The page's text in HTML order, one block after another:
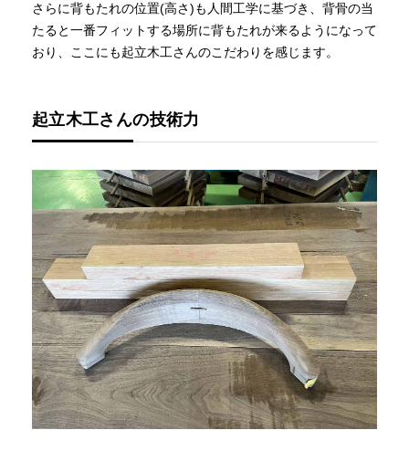
さらに背もたれの位置(高さ)も人間工学に基づき、背骨の当
たると一番フィットする場所に背もたれが来るようになって
おり、ここにも起立木工さんのこだわりを感じます。
起立木工さんの技術力